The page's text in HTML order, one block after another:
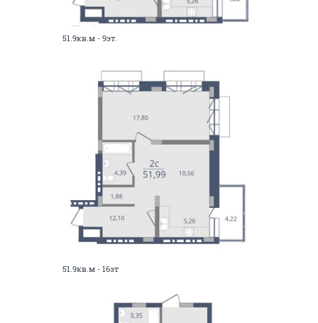
51.9кв.м - 9эт.
51.9кв.м - 16эт